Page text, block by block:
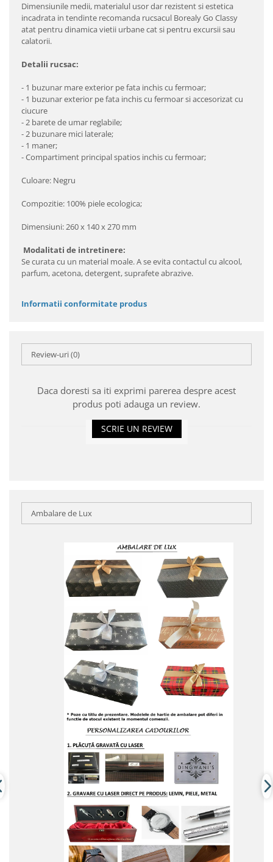
Dimensiunile medii, materialul usor dar rezistent si estetica
incadrata in tendinte recomanda rucsacul Borealy Go Classy
atat pentru dinamica vietii urbane cat si pentru excursii sau
calatorii.
Detalii rucsac:
- 1 buzunar mare exterior pe fata inchis cu fermoar;
- 1 buzunar exterior pe fata inchis cu fermoar si accesorizat cu
ciucure
- 2 barete de umar reglabile;
- 2 buzunare mici laterale;
- 1 maner;
- Compartiment principal spatios inchis cu fermoar;
Culoare: Negru
Compozitie: 100% piele ecologica;
Dimensiuni: 260 x 140 x 270 mm
Modalitati de intretinere:
Se curata cu un material moale. A se evita contactul cu alcool,
parfum, acetona, detergent, suprafete abrazive.
Informatii conformitate produs
Review-uri(0)
Daca doresti sa iti exprimi parerea despre acest
produs poti adauga un review.
SCRIE UN REVIEW
Ambalare de Lux